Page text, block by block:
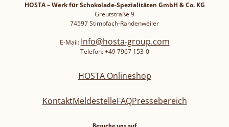
HOSTA – Werk für Schokolade-Spezialitäten GmbH & Co. KG
Greutstraße 9
74597 Stimpfach-Randenweiler
E-Mail: Info@hosta-group.com
Telefon: +49 7967 153-0
HOSTA Onlineshop
KontaktMeldestelleFAQPressebereich